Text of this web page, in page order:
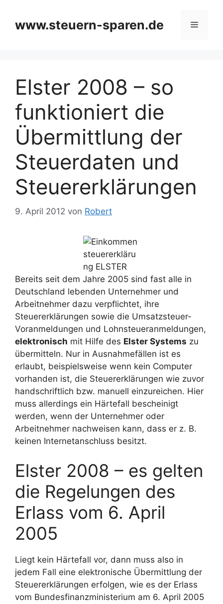
springen
www.steuern-sparen.de Menü
Elster 2008 – so
funktioniert die
Übermittlung der
Steuerdaten und
Steuererklärungen
9. April 2012 von Robert
Bereits seit dem Jahre 2005 sind fast alle in
Deutschland lebenden Unternehmer und
Arbeitnehmer dazu verpflichtet, ihre
Steuererklärungen sowie die Umsatzsteuer-
Voranmeldungen und Lohnsteueranmeldungen,
elektronisch mit Hilfe des Elster Systems zu
übermitteln. Nur in Ausnahmefällen ist es
erlaubt, beispielsweise wenn kein Computer
vorhanden ist, die Steuererklärungen wie zuvor
handschriftlich bzw. manuell einzureichen. Hier
muss allerdings ein Härtefall bescheinigt
werden, wenn der Unternehmer oder
Arbeitnehmer nachweisen kann, dass er z. B.
keinen Internetanschluss besitzt.
Elster 2008 – es gelten
die Regelungen des
Erlass vom 6. April
2005
Liegt kein Härtefall vor, dann muss also in
jedem Fall eine elektronische Übermittlung der
Steuererklärungen erfolgen, wie es der Erlass
vom Bundesfinanzministerium am 6. April 2005